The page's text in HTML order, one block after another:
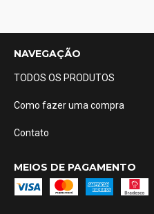
NAVEGAÇÃO
TODOS OS PRODUTOS
Como fazer uma compra
Contato
MEIOS DE PAGAMENTO